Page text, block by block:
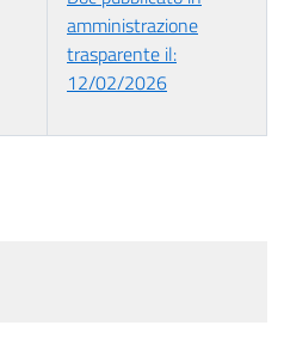
amministrazione
trasparente il:
12/02/2026